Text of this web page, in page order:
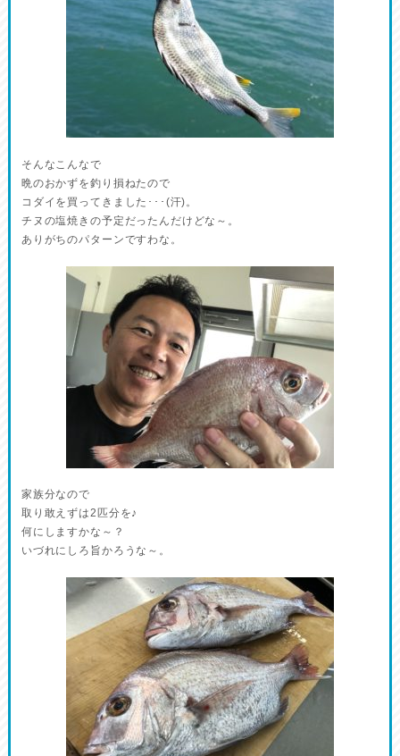
そんなこんなで
晩のおかずを釣り損ねたので
コダイを買ってきました･･･(汗)。
チヌの塩焼きの予定だったんだけどな～。
ありがちのパターンですわな。
家族分なので
取り敢えずは2匹分を♪
何にしますかな～？
いづれにしろ旨かろうな～。